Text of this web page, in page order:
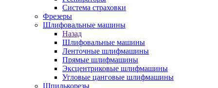
Система страховки
Фрезеры
Шлифовальные машины
Назад
Шлифовальные машины
Ленточные шлифмашины
Прямые шлифмашины
Эксцентриковые шлифмашины
Угловые цанговые шлифмашины
Шпилькорезы